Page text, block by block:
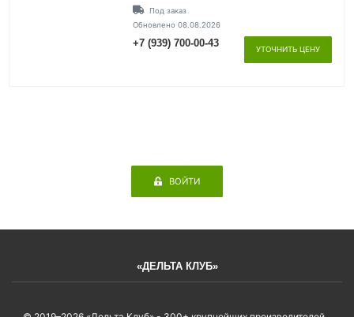
Под заказ
Обновлено 08.08.2026
+7 (939) 700-00-43
УТОЧНИТЬ ЦЕНУ
ВОЙТИ
«ДЕЛЬТА КЛУБ»